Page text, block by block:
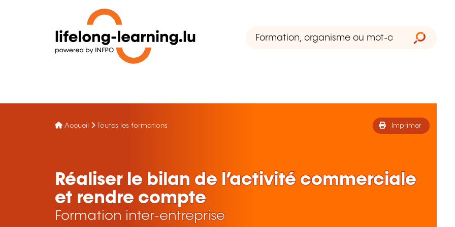
Accueil Toutes les formations Imprimer
Réaliser le bilan de l’activité commerciale
et rendre compte
Formation inter-entreprise